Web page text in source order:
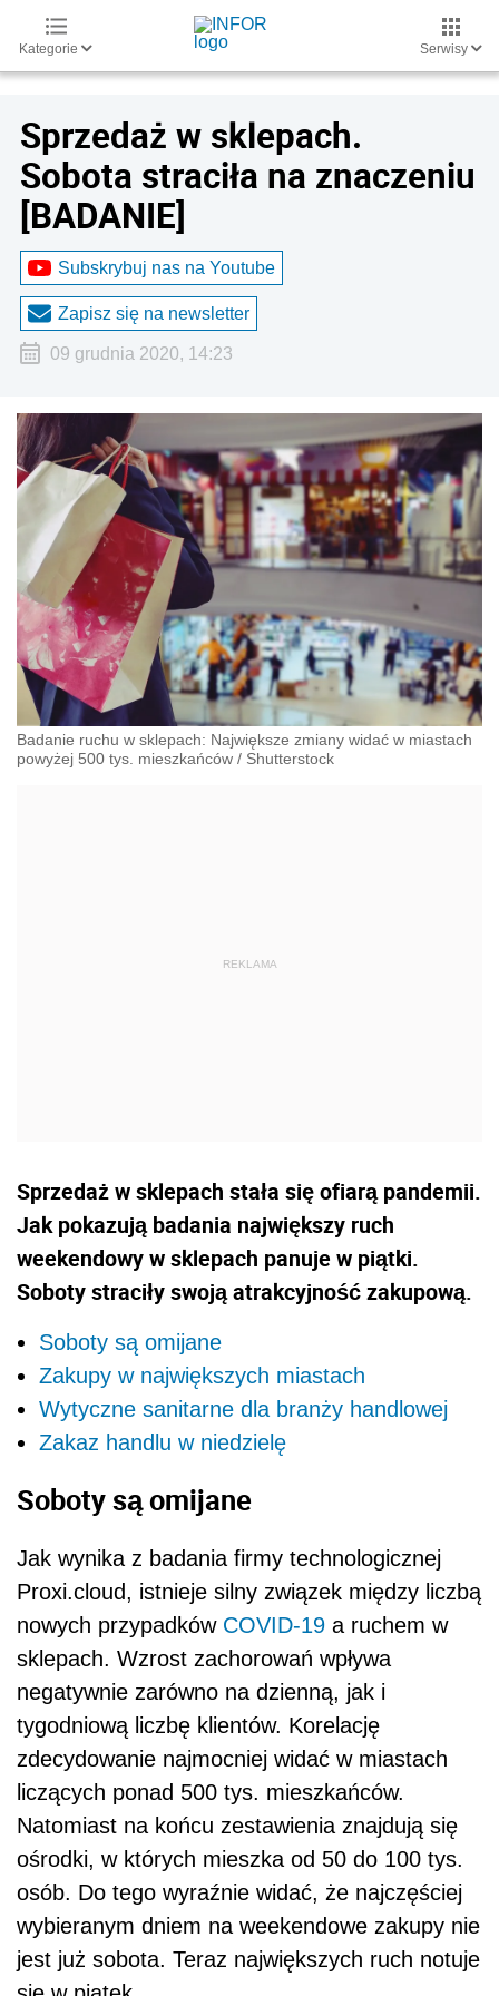
Kategorie Serwisy
Sprzedaż w sklepach.
Sobota straciła na znaczeniu
[BADANIE]
Subskrybuj nas na Youtube
Zapisz się na newsletter
09 grudnia 2020, 14:23
Badanie ruchu w sklepach: Największe zmiany widać w miastach
powyżej 500 tys. mieszkańców / Shutterstock
Sprzedaż w sklepach stała się ofiarą pandemii.
Jak pokazują badania największy ruch
weekendowy w sklepach panuje w piątki.
Soboty straciły swoją atrakcyjność zakupową.
Soboty są omijane
Zakupy w największych miastach
Wytyczne sanitarne dla branży handlowej
Zakaz handlu w niedzielę
Soboty są omijane
Jak wynika z badania firmy technologicznej
Proxi.cloud, istnieje silny związek między liczbą
nowych przypadków COVID-19 a ruchem w
sklepach. Wzrost zachorowań wpływa
negatywnie zarówno na dzienną, jak i
tygodniową liczbę klientów. Korelację
zdecydowanie najmocniej widać w miastach
liczących ponad 500 tys. mieszkańców.
Natomiast na końcu zestawienia znajdują się
ośrodki, w których mieszka od 50 do 100 tys.
osób. Do tego wyraźnie widać, że najczęściej
wybieranym dniem na weekendowe zakupy nie
jest już sobota. Teraz największych ruch notuje